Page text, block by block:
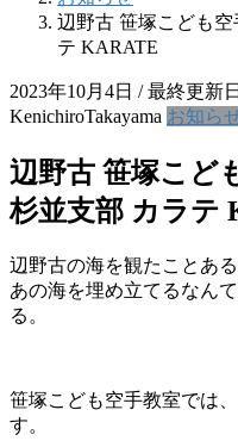
辺野古 笹塚こども
テ KARATE
2023年10月4日 / 最終更新
KenichiroTakayama お知ら
辺野古 笹塚こど
杉並支部 カラテ
辺野古の海を観たことある
あの海を埋め立てるなん
る。
笹塚こども空手教室では
す。